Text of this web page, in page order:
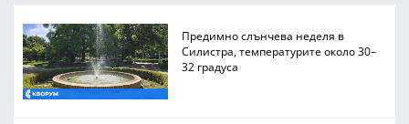
Предимно слънчева неделя в
Силистра, температурите около 30–
32 градуса